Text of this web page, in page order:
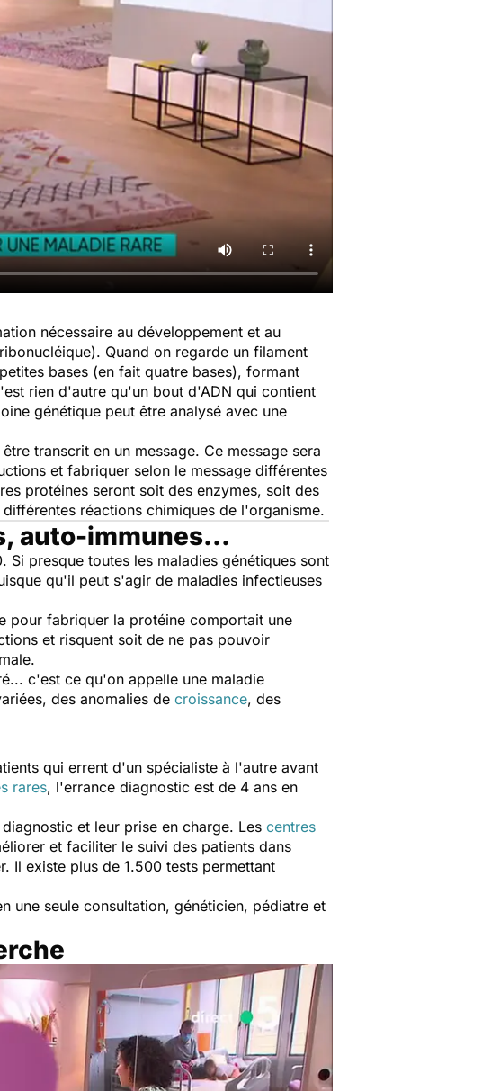
nécessaire au développement et au
Quand on regarde un filament
bases (en fait quatre bases), formant
rien d'autre qu'un bout d'ADN qui contient
génétique peut être analysé avec une
transcrit en un message. Ce message sera
et fabriquer selon le message différentes
protéines seront soit des enzymes, soit des
réactions chimiques de l'organisme.
auto-immunes...
presque toutes les maladies génétiques sont
qu'il peut s'agir de maladies infectieuses
pour fabriquer la protéine comportait une
et risquent soit de ne pas pouvoir
c'est ce qu'on appelle une maladie
des anomalies de croissance, des
qui errent d'un spécialiste à l'autre avant
rares, l'errance diagnostic est de 4 ans en
et leur prise en charge. Les centres
et faciliter le suivi des patients dans
Il existe plus de 1.500 tests permettant
une seule consultation, généticien, pédiatre et